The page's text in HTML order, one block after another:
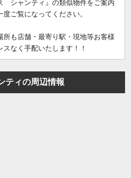
シャンティ』の類似物件をご案内
ご覧になってください。
所も店舗・最寄り駅・現地等お客様
なく手配いたします！！
ィの周辺情報